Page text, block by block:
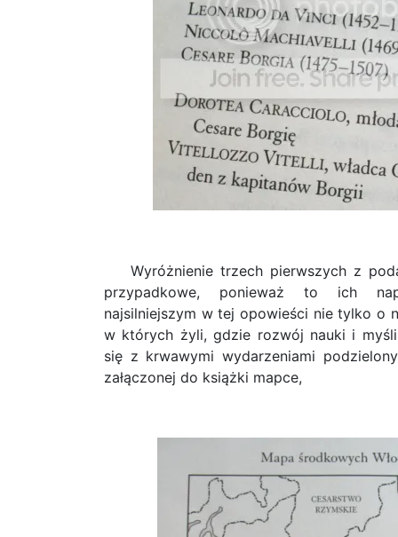
Wyróżnienie trzech pierwszych z
przypadkowe, ponieważ to ich
najsilniejszym w tej opowieści nie tylko o
w których żyli, gdzie rozwój nauki i myśli
się z krwawymi wydarzeniami
załączonej do książki mapce,